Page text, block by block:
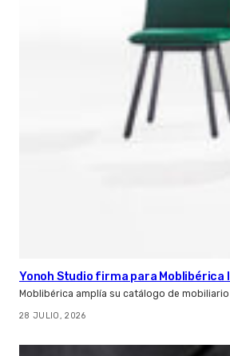
Yonoh Studio firma para Moblibérica
Moblibérica amplía su catálogo de
28 JULIO, 2026